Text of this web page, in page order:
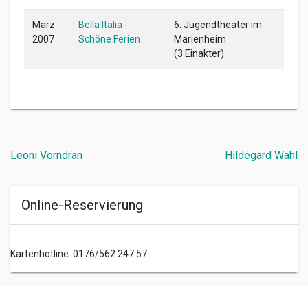
März
2007
Bella Italia -
Schöne Ferien
6. Jugendtheater im
Marienheim
(3 Einakter)
Beitragsnavigation
Leoni Vorndran Hildegard Wahl
Online-Reservierung
Kartenhotline: 0176/562 247 57